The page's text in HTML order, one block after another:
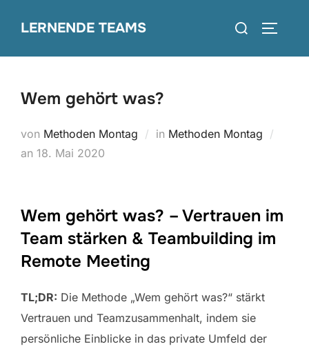
InhaltLERNENDE TEAMS
Suchen
Wem gehört was?
von Methoden Montag in Methoden Montag
an Veröffentlicht
18. Mai 2020
Wem gehört was? – Vertrauen im
Team stärken & Teambuilding im
Remote Meeting
TL;DR: Die Methode „Wem gehört was?“ stärkt
Vertrauen und Teamzusammenhalt, indem sie
persönliche Einblicke in das private Umfeld der